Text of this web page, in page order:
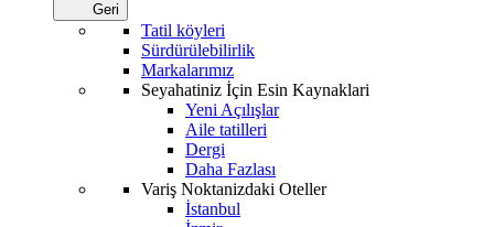
Geri
Tatil köyleri
Sürdürülebilirlik
Markalarımız
Seyahatiniz İçin Esin Kaynaklari
Yeni Açılışlar
Aile tatilleri
Dergi
Daha Fazlası
Variş Noktanizdaki Oteller
İstanbul